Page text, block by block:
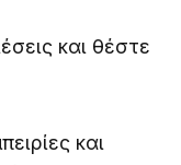
και θέστε
και